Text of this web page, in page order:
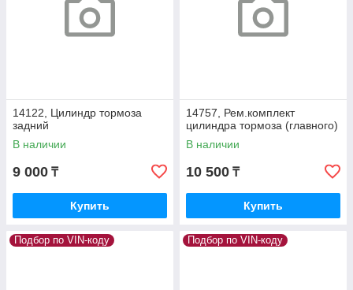
14122, Цилиндр тормоза
задний
В наличии
9 000 ₸
Купить
14757, Рем.комплект
цилиндра тормоза (главного)
В наличии
10 500 ₸
Купить
Подбор по VIN-коду Подбор по VIN-коду